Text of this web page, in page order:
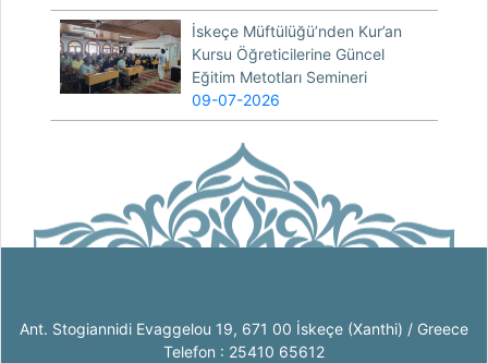
İskeçe Müftülüğü’nden Kur’an
Kursu Öğreticilerine Güncel
Eğitim Metotları Semineri
09-07-2026
Ant. Stogiannidi Evaggelou 19, 671 00 İskeçe (Xanthi) / Greece
Telefon : 25410 65612